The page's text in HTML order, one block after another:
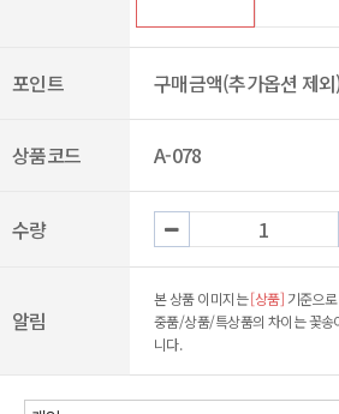
포인트 구매금액(추가옵션 제
상품코드 A-078
수량
알림
본 상품 이미지는[상품] 기준으
중품/상품/특상품의 차이는 꽃송
니다.